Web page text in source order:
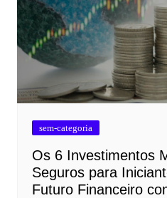
sem-categoria
Os 6 Investimentos
Seguros para
Futuro Financeiro